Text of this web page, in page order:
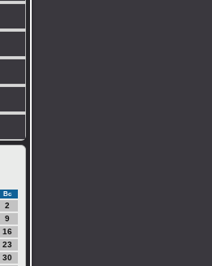
Вс
2
9
16
23
30